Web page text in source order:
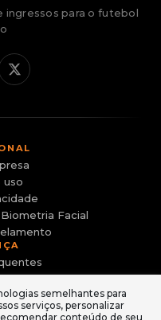
para o futebol
uso
Facial
e golpessemelhantes para
serviços, personalizar
conteúdo de seu